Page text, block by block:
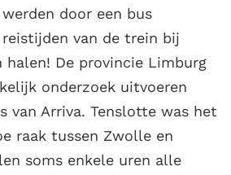
door een bus
reistijden van de trein bij
halen! De provincie Limburg
onderzoek uitvoeren
van Arriva. Tenslotte was het
raak tussen Zwolle en
soms enkele uren alle